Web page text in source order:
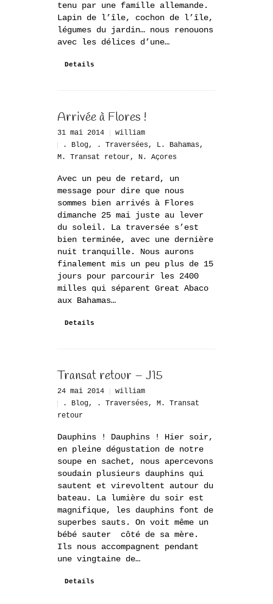
tenu par une famille allemande.
Lapin de l’île, cochon de l’île,
légumes du jardin… nous renouons
avec les délices d’une…
Details
Arrivée à Flores !
31 mai 2014
william
. Blog, . Traversées, L. Bahamas,
M. Transat retour, N. Açores
Avec un peu de retard, un
message pour dire que nous
sommes bien arrivés à Flores
dimanche 25 mai juste au lever
du soleil. La traversée s’est
bien terminée, avec une dernière
nuit tranquille. Nous aurons
finalement mis un peu plus de 15
jours pour parcourir les 2400
milles qui séparent Great Abaco
aux Bahamas…
Details
Transat retour – J15
24 mai 2014
william
. Blog, . Traversées, M. Transat
retour
Dauphins ! Dauphins ! Hier soir,
en pleine dégustation de notre
soupe en sachet, nous apercevons
soudain plusieurs dauphins qui
sautent et virevoltent autour du
bateau. La lumière du soir est
magnifique, les dauphins font de
superbes sauts. On voit même un
bébé sauter côté de sa mère.
Ils nous accompagnent pendant
une vingtaine de…
Details